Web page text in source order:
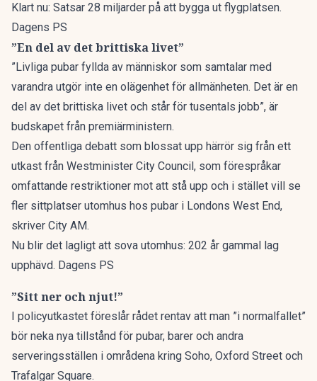
Klart nu: Satsar 28 miljarder på att bygga ut flygplatsen.
Dagens PS
”En del av det brittiska livet”
”Livliga pubar fyllda av människor som samtalar med
varandra utgör inte en olägenhet för allmänheten. Det är en
del av det brittiska livet och står för tusentals jobb”, är
budskapet från premiärministern.
Den offentliga debatt som blossat upp härrör sig från ett
utkast från Westminister City Council, som förespråkar
omfattande restriktioner mot att stå upp och i stället vill se
fler sittplatser utomhus hos pubar i Londons West End,
skriver City AM.
Nu blir det lagligt att sova utomhus: 202 år gammal lag
upphävd. Dagens PS
”Sitt ner och njut!”
I policyutkastet föreslår rådet rentav att man ”i normalfallet”
bör neka nya tillstånd för pubar, barer och andra
serveringsställen i områdena kring Soho, Oxford Street och
Trafalgar Square.